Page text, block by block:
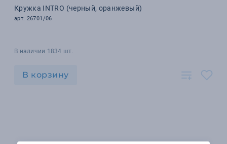
Кружка INTRO (черный, оранжевый)
арт. 26701/06
В наличии 1834 шт.
В корзину